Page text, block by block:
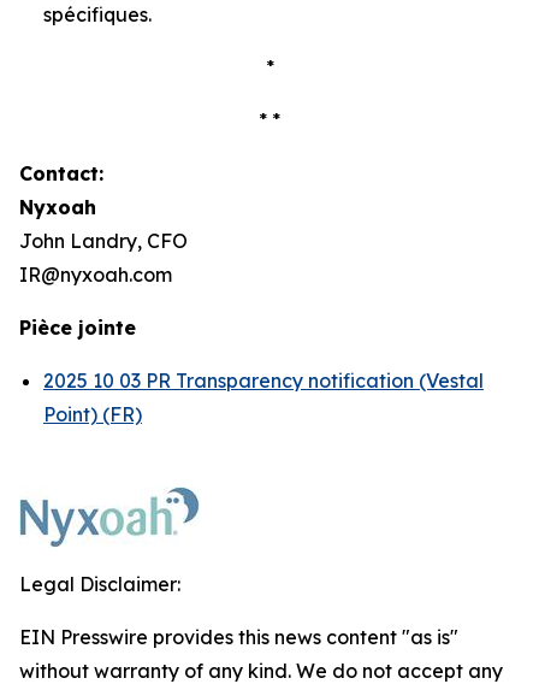
spécifiques.
*
* *
Contact:
Nyxoah
John Landry, CFO
IR@nyxoah.com
Pièce jointe
2025 10 03 PR Transparency notification (Vestal
Point) (FR)
Legal Disclaimer:
EIN Presswire provides this news content "as is"
without warranty of any kind. We do not accept any